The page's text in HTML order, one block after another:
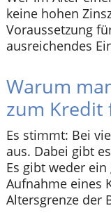
keine hohen
Voraussetzung
ausreichendes
Warum
zum Kredit
Es stimmt: Bei
aus. Dabei gibt
Es gibt weder
Aufnahme eines
Altersgrenze der